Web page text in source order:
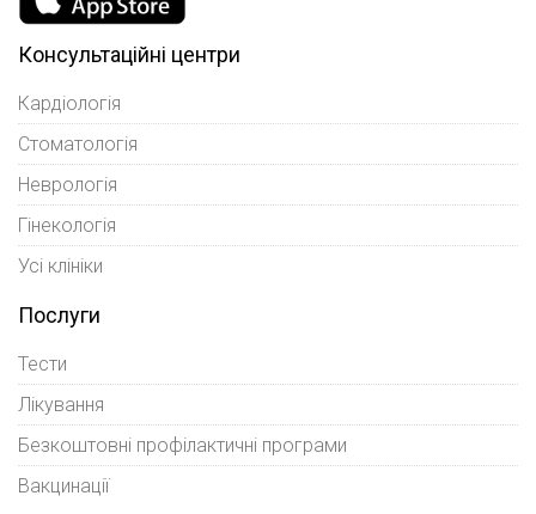
Консультаційні центри
Кардіологія
Стоматологія
Неврологія
Гінекологія
Усі клініки
Послуги
Тести
Лікування
Безкоштовні профілактичні програми
Вакцинації